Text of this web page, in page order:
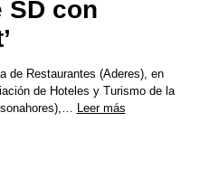
SD con
de Restaurantes (Aderes), en
de Hoteles y Turismo de la
Leer más